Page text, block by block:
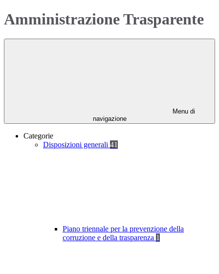
Amministrazione Trasparente
Menu di
navigazione
Categorie
Disposizioni generali 41
Piano triennale per la prevenzione della
corruzione e della trasparenza 1